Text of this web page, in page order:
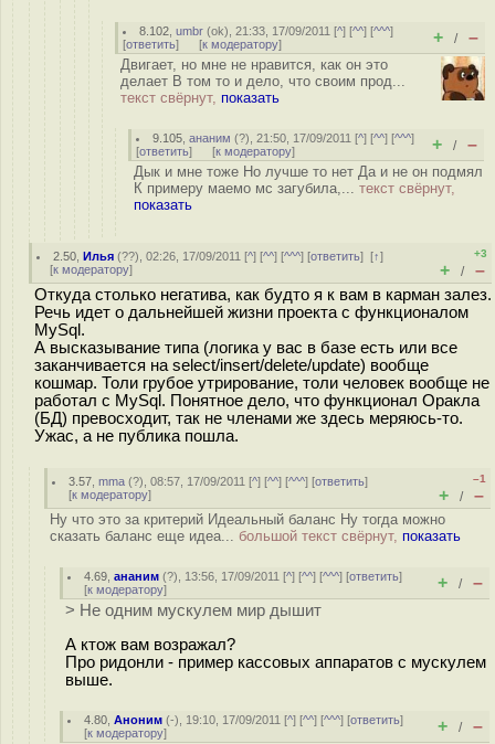
8.102 ,umbr (ok), 21:33, 17/09/2011 [^] [^^] [^^^]
[ответить] [к модератору] + / –
Двигает, но мне не нравится, как он это
делает В том то и дело, что своим прод...
текст свёрнут, показать
9.105 ,ананим (?), 21:50, 17/09/2011 [^] [^^] [^^^]
[ответить] [к модератору] + / –
Дык и мне тоже Но лучше то нет Да и не он подмял
К примеру маемо мс загубила,... текст свёрнут,
показать
2.50 ,Илья (??), 02:26, 17/09/2011 [^] [^^] [^^^] [ответить][↑]
[к модератору]
+3
+ / –
Откуда столько негатива, как будто я к вам в карман залез.
Речь идет о дальнейшей жизни проекта с функционалом
MySql.
А высказывание типа (логика у вас в базе есть или все
заканчивается на select/insert/delete/update) вообще
кошмар. Толи грубое утрирование, толи человек вообще не
работал с MySql. Понятное дело, что функционал Оракла
(БД) превосходит, так не членами же здесь меряюсь-то.
Ужас, а не публика пошла.
3.57 ,mma (?), 08:57, 17/09/2011 [^] [^^] [^^^] [ответить]
[к модератору]
–1
+ / –
Ну что это за критерий Идеальный баланс Ну тогда можно
сказать баланс еще идеа... большой текст свёрнут, показать
4.69 ,ананим (?), 13:56, 17/09/2011 [^] [^^] [^^^] [ответить]
[к модератору] + / –
> Не одним мускулем мир дышит
А ктож вам возражал?
Про ридонли - пример кассовых аппаратов с мускулем
выше.
4.80 ,Аноним (-), 19:10, 17/09/2011 [^] [^^] [^^^] [ответить]
[к модератору] + / –